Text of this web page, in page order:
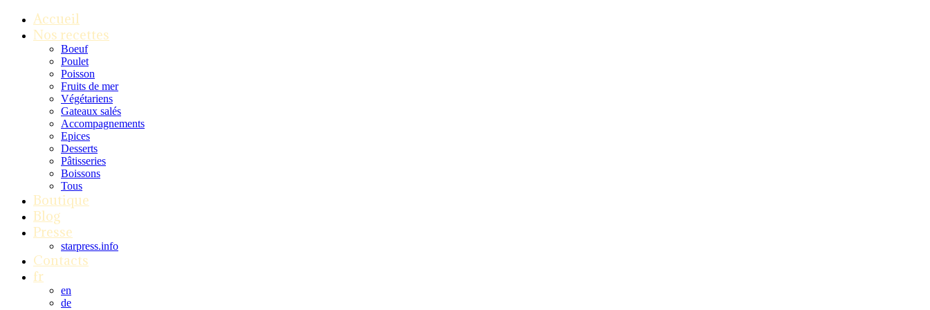
Accueil
Nos recettes
Boeuf
Poulet
Poisson
Fruits de mer
Végétariens
Gateaux salés
Accompagnements
Epices
Desserts
Pâtisseries
Boissons
Tous
Boutique
Blog
Presse
starpress.info
Contacts
fr
en
de